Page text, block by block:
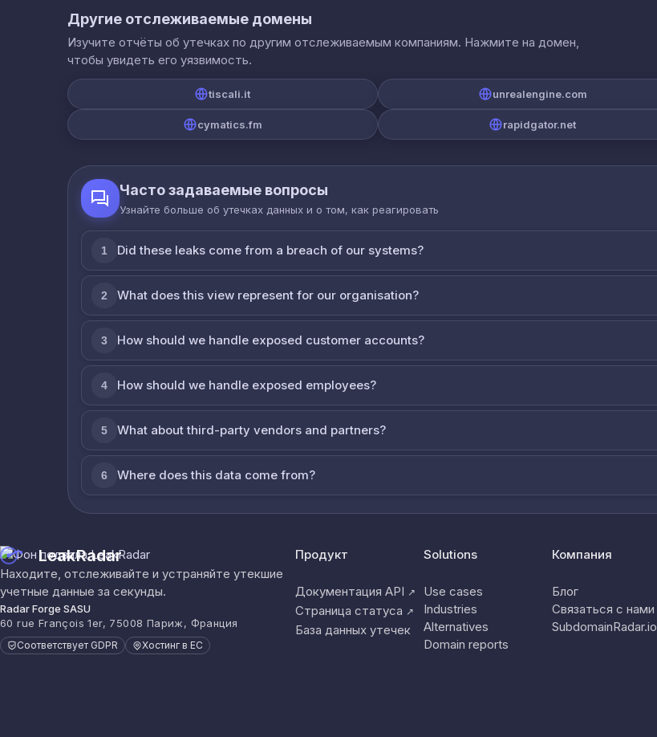
Другие отслеживаемые домены
Изучите отчёты об утечках по другим отслеживаемым компаниям. Нажмите на домен,
чтобы увидеть его уязвимость.
tiscali.it unrealengine.com
cymatics.fm rapidgator.net
Часто задаваемые вопросы
Узнайте больше об утечках данных и о том, как реагировать
1 Did these leaks come from a breach of our systems?
2 What does this view represent for our organisation?
3 How should we handle exposed customer accounts?
4 How should we handle exposed employees?
5 What about third-party vendors and partners?
6 Where does this data come from?
LeakRadar
Находите, отслеживайте и устраняйте утекшие
учетные данные за секунды.
Radar Forge SASU
60 rue François 1er, 75008 Париж, Франция
Соответствует GDPR Хостинг в ЕС
Продукт
Документация API ↗
Страница статуса ↗
База данных утечек
Solutions
Use cases
Industries
Alternatives
Domain reports
Компания
Блог
Связаться с нами
SubdomainRadar.io